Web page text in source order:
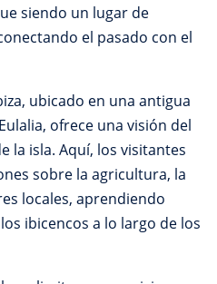
siendo un lugar de
el pasado con el
ubicado en una antigua
ofrece una visión del
la isla. Aquí, los visitantes
sobre la agricultura, la
locales, aprendiendo
ibicencos a lo largo de los